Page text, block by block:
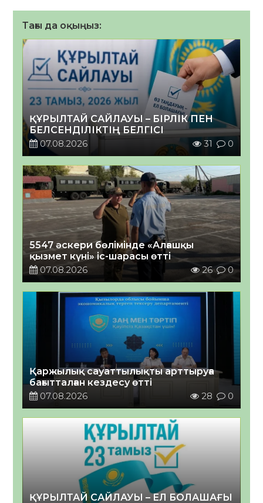
Тағы да оқыңыз:
ҚҰРЫЛТАЙ САЙЛАУЫ – БІРЛІК ПЕН
БЕЛСЕНДІЛІКТІҢ БЕЛГІСІ
07.08.2026
31 0
5547 әскери бөлімінде «Алғашқы
қызмет күні» іс-шарасы өтті
07.08.2026
26 0
Қаржылық сауаттылықты арттыруға
бағытталған кездесу өтті
07.08.2026
28 0
ҚҰРЫЛТАЙ САЙЛАУЫ – ЕЛ БОЛАШАҒЫ